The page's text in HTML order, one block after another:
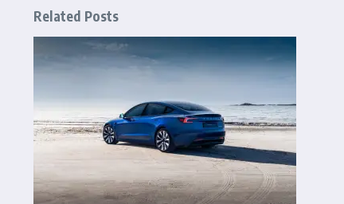
Related Posts